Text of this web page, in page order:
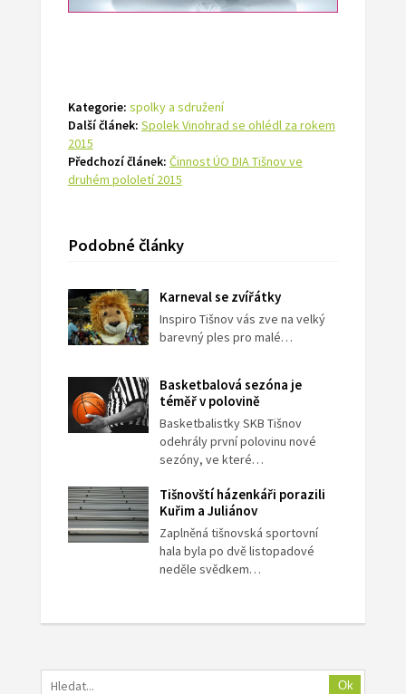
Kategorie: spolky a sdružení
Další článek: Spolek Vinohrad se ohlédl za rokem
2015
Předchozí článek: Činnost ÚO DIA Tišnov ve
druhém pololetí 2015
Podobné články
Karneval se zvířátky
Inspiro Tišnov vás zve na velký
barevný ples pro malé…
Basketbalová sezóna je
téměř v polovině
Basketbalistky SKB Tišnov
odehrály první polovinu nové
sezóny, ve které…
Tišnovští házenkáři porazili
Kuřim a Juliánov
Zaplněná tišnovská sportovní
hala byla po dvě listopadové
neděle svědkem…
Ok